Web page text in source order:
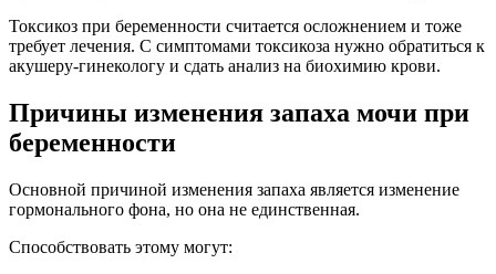
Токсикоз при беременности считается осложнением и тоже
требует лечения. С симптомами токсикоза нужно обратиться к
акушеру-гинекологу и сдать анализ на биохимию крови.
Причины изменения запаха мочи при
беременности
Основной причиной изменения запаха является изменение
гормонального фона, но она не единственная.
Способствовать этому могут: